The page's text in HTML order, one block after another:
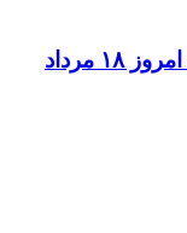
پیش‌بینی قیمت طلا، دلار و سکه امروز ۱۸ مرداد